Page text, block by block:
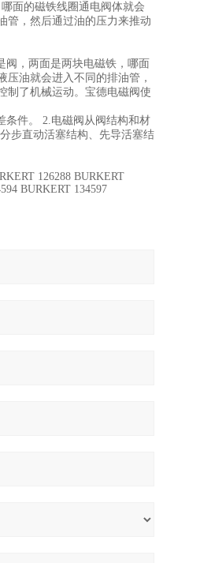
面的磁铁线圈通电阀体就会
管，然后通过油的压力来推动
，两面是两块电磁铁，哪面
油就会进入不同的排油管，
制了机械运动。宝德电磁阀使
件。 2.电磁阀从阀结构和材
步直动活塞结构、先导活塞结
126288 BURKERT
BURKERT 134597